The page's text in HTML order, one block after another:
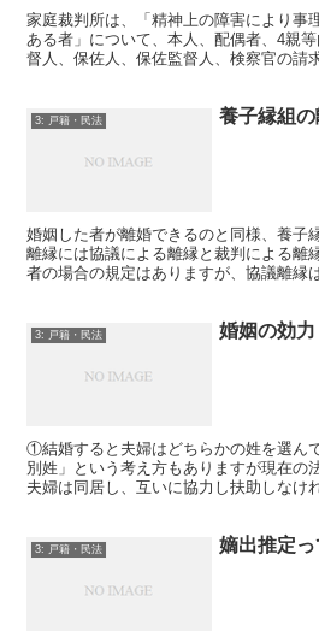
家庭裁判所は、「精神上の障害により事
ある者」について、本人、配偶者、4親
督人、保佐人、保佐監督人、検察官の請
3: 戸籍・民法 養子縁組
婚姻した者が離婚できるのと同様、養子
離縁には協議による離縁と裁判による離
者の場合の規定はありますが、協議離縁
3: 戸籍・民法 婚姻の効力
①結婚すると夫婦はどちらかの姓を選ん
別姓」という考え方もありますが現在
夫婦は同居し、互いに協力し扶助しなけ
3: 戸籍・民法 嫡出推定っ